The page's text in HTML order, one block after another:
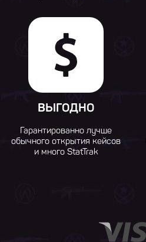
ВЫГОДНО
Гарантированно лучше
обычного открытия кейсов
и много StatTrak